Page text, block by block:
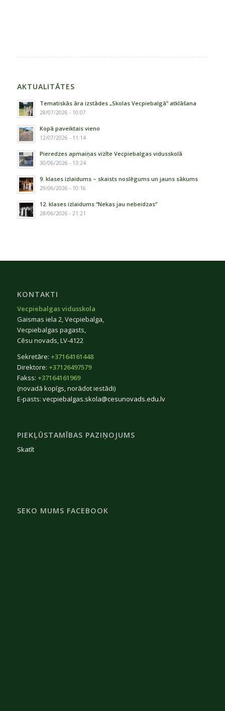
AKTUALITĀTES
Tematiskās āra izstādes „Skolas Vecpiebalgā” atklāšana
28/07/2026 - 10:07
Kopā paveiktais vieno
12/07/2026 - 11:14
Pieredzes apmaiņas vizīte Vecpiebalgas vidusskolā
30/06/2026 - 13:24
9. klases izlaidums – skaists noslēgums un jauns sākums
29/06/2026 - 10:16
12. klases izlaidums “Nekas jau nebeidzas”
28/06/2026 - 21:21
KONTAKTI
Vecpiebalgas vidusskola
Gaismas iela 2, Vecpiebalga,
Vecpiebalgas pagasts,
Cēsu novads, LV-4122
Sekretāre: +37164161448
Direktore: +37126497579
Fakss: +37164161969
(novadā kopīgs, norādot iestādi)
E-pasts: vecpiebalgas.skola@cesunovads.edu.lv
PIEKĻŪSTAMĪBAS PAZIŅOJUMS
Skatīt
SEKO MUMS FACEBOOK